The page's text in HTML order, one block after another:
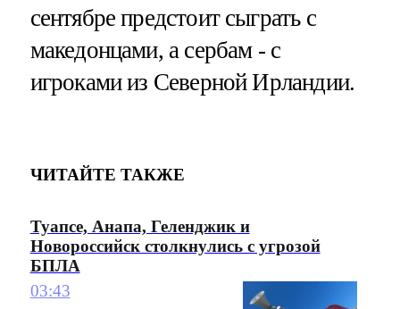
сентябре предстоит сыграть с
македонцами, а сербам - с
игроками из Северной Ирландии.
ЧИТАЙТЕ ТАКЖЕ
Туапсе, Анапа, Геленджик и
Новороссийск столкнулись с угрозой
БПЛА
03:43